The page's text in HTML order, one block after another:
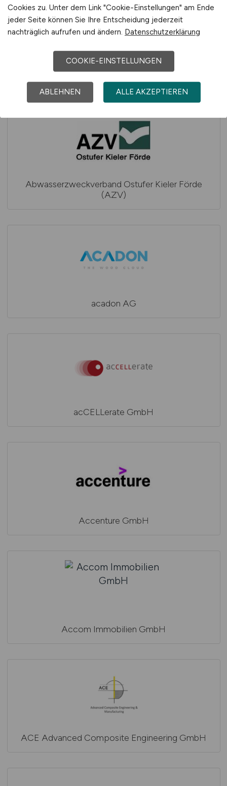
Abwasserzweckverband Erdinger Moos
Abwasserzweckverband Ostufer Kieler Förde
(AZV)
acadon AG
acCELLerate GmbH
Accenture GmbH
Accom Immobilien GmbH
ACE Advanced Composite Engineering GmbH
Cookies zu. Unter dem Link "Cookie-Einstellungen" am Ende
jeder Seite können Sie Ihre Entscheidung jederzeit
nachträglich aufrufen und ändern. Datenschutzerklärung
COOKIE-EINSTELLUNGEN
ABLEHNEN ALLE AKZEPTIEREN